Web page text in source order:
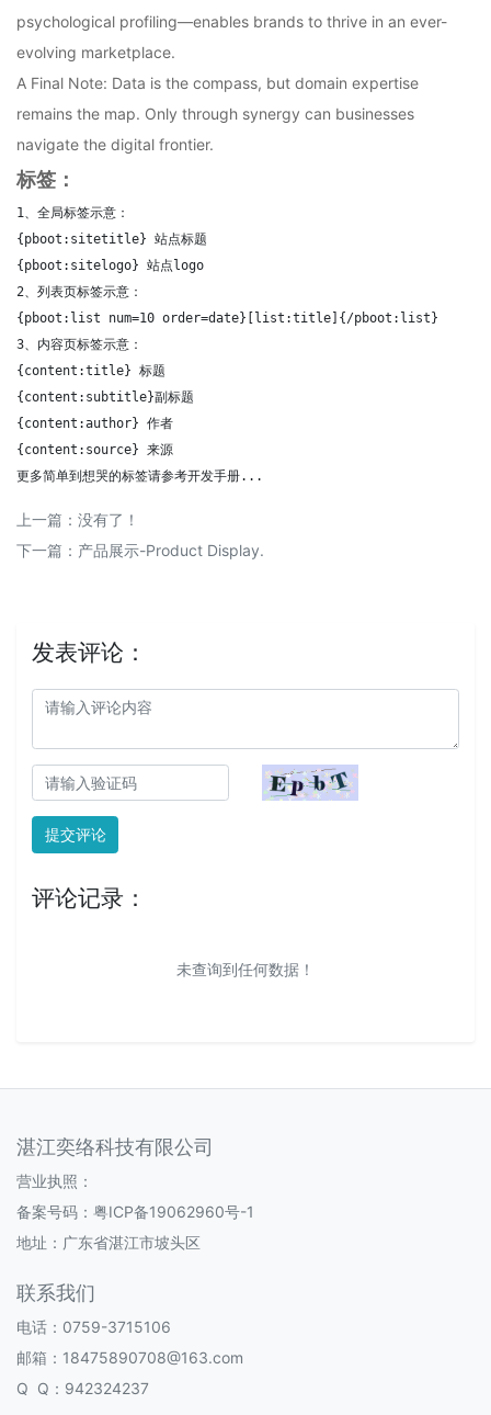
psychological profiling—enables brands to thrive in an ever-
evolving marketplace.
A Final Note: Data is the compass, but domain expertise
remains the map. Only through synergy can businesses
navigate the digital frontier.
标签：
1、全局标签示意：
{pboot:sitetitle} 站点标题
{pboot:sitelogo} 站点logo
2、列表页标签示意：
{pboot:list num=10 order=date}[list:title]{/pboot:list}
3、内容页标签示意：
{content:title} 标题
{content:subtitle}副标题
{content:author} 作者
{content:source} 来源
更多简单到想哭的标签请参考开发手册...
上一篇：没有了！
下一篇： 产品展示-​Product Display.
发表评论：
提交评论
评论记录：
未查询到任何数据！
湛江奕络科技有限公司
营业执照：
备案号码： 粤ICP备19062960号-1
地址：广东省湛江市坡头区
联系我们
电话：0759-3715106
邮箱：18475890708@163.com
Q Q：942324237